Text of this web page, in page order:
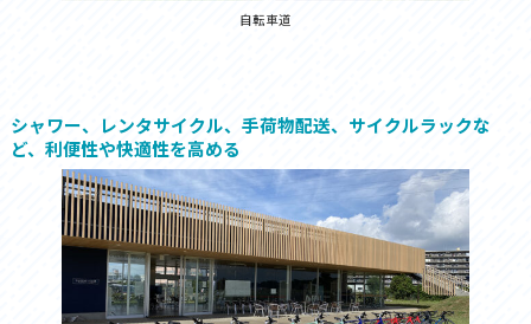
自転車道
シャワー、レンタサイクル、手荷物配送、サイクルラックな
ど、利便性や快適性を高める